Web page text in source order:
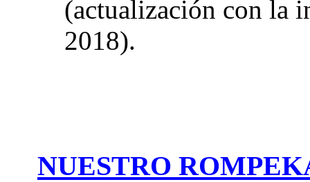
(actualización con la
2018).
NUESTRO